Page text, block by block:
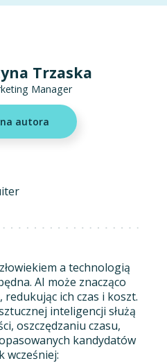
Trzaska
Manager
autora
a technologią
AI może znacząco
ich czas i koszt.
inteligencji służą
oszczędzaniu czasu,
kandydatów
wcześniej: